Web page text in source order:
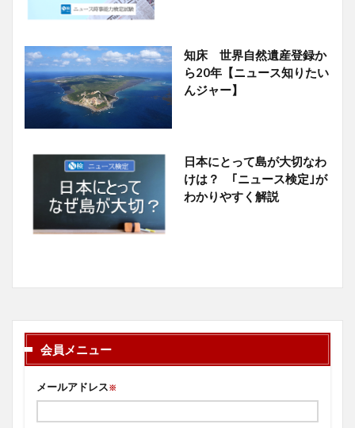
知床 世界自然遺産登録か
ら20年【ニュース知りたい
んジャー】
日本にとって島が大切なわ
けは？ ｢ニュース検定｣が
わかりやすく解説
会員メニュー
メールアドレス※